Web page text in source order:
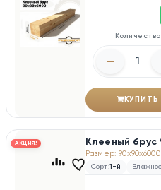
Количество
–
КУПИТЬ
АКЦИЯ! Клееный брус
Размер:
Сорт:1-й